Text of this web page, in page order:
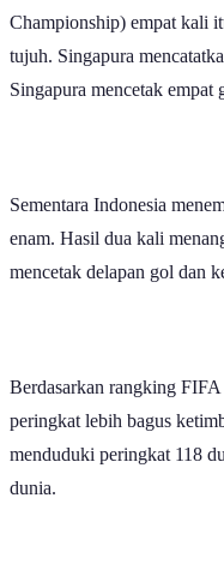
Championship) empat kali
tujuh. Singapura
Singapura mencetak empat
Sementara Indonesia
enam. Hasil dua kali
mencetak delapan gol dan
Berdasarkan rangking
peringkat lebih bagus
menduduki peringkat 118
dunia.